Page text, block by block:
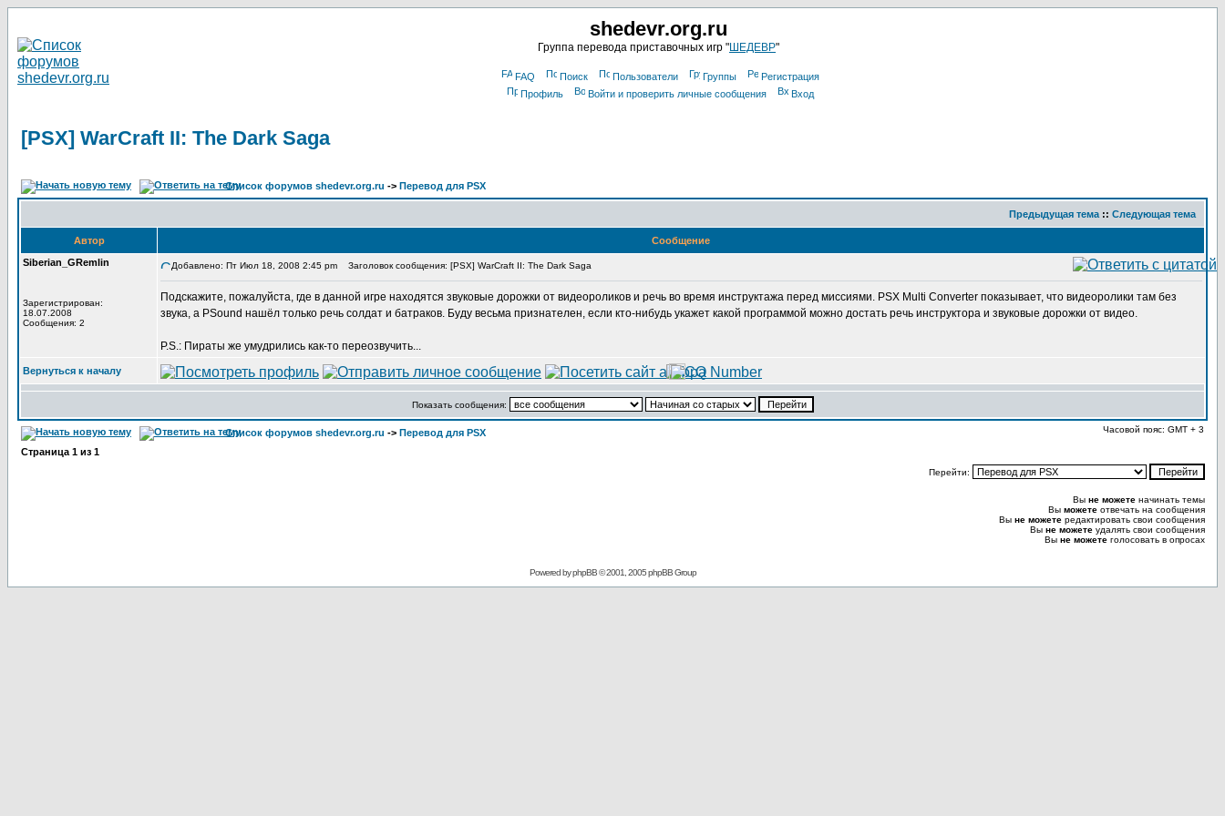
shedevr.org.ru
Группа перевода приставочных игр "ШЕДЕВР"
FAQ Поиск Пользователи Группы
Регистрация
Профиль
Войти и проверить личные сообщения Вход
[PSX] WarCraft II: The Dark Saga
Список форумов shedevr.org.ru -> Перевод для PSX
Предыдущая тема :: Следующая тема
Автор
Сообщение
Siberian_GRemlin
Зарегистрирован:
18.07.2008
Сообщения: 2
Добавлено: Пт Июл 18, 2008 2:45 pm Заголовок сообщения: [PSX] WarCraft II: The Dark Saga
Подскажите, пожалуйста, где в данной игре находятся звуковые дорожки от видеороликов и речь во время инструктажа перед миссиями. PSX Multi Converter показывает, что видеоролики там без
звука, а PSound нашёл только речь солдат и батраков. Буду весьма признателен, если кто-нибудь укажет какой программой можно достать речь инструктора и звуковые дорожки от видео.
P.S.: Пираты же умудрились как-то переозвучить...
Вернуться к началу
Показать сообщения:
Список форумов shedevr.org.ru -> Перевод для PSX Часовой пояс: GMT + 3
Страница 1 из 1
Перейти:
Вы не можете начинать темы
Вы можете отвечать на сообщения
Вы не можете редактировать свои сообщения
Вы не можете удалять свои сообщения
Вы не можете голосовать в опросах
Powered byphpBB© 2001, 2005 phpBB Group